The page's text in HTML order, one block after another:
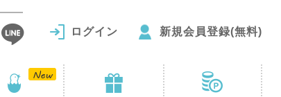
ログイン 新規会員登録(無料)